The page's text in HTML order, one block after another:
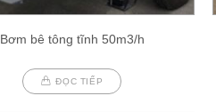
Bơm bê tông tĩnh 50m3/h
ĐỌC TIẾP